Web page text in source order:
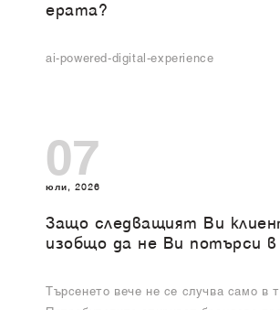
ерата?
ai-powered-digital-experience
07
юли, 2026
Защо следващият Ви
изобщо да не Ви потърси в
Търсенето вече не се случва само в